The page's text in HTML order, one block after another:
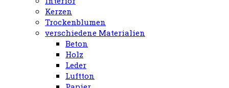
Kerzen
Trockenblumen
verschiedene Materialien
Beton
Holz
Leder
Luftton